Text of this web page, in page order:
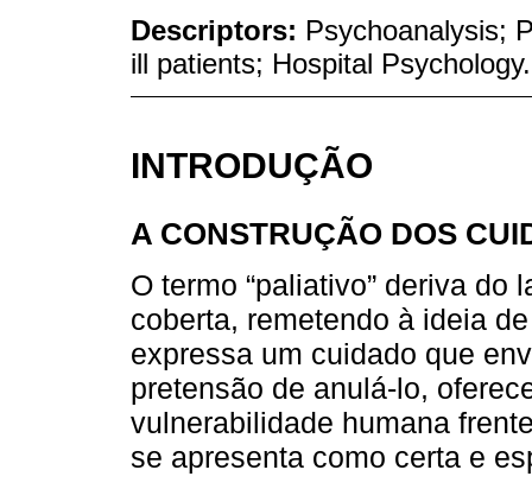
Descriptors: Psychoanalysis;
ill patients; Hospital Psychology.
INTRODUÇÃO
A CONSTRUÇÃO DOS
O termo “paliativo” deriva do
coberta, remetendo à ideia
expressa um cuidado que
pretensão de anulá-lo,
vulnerabilidade humana
se apresenta como certa e